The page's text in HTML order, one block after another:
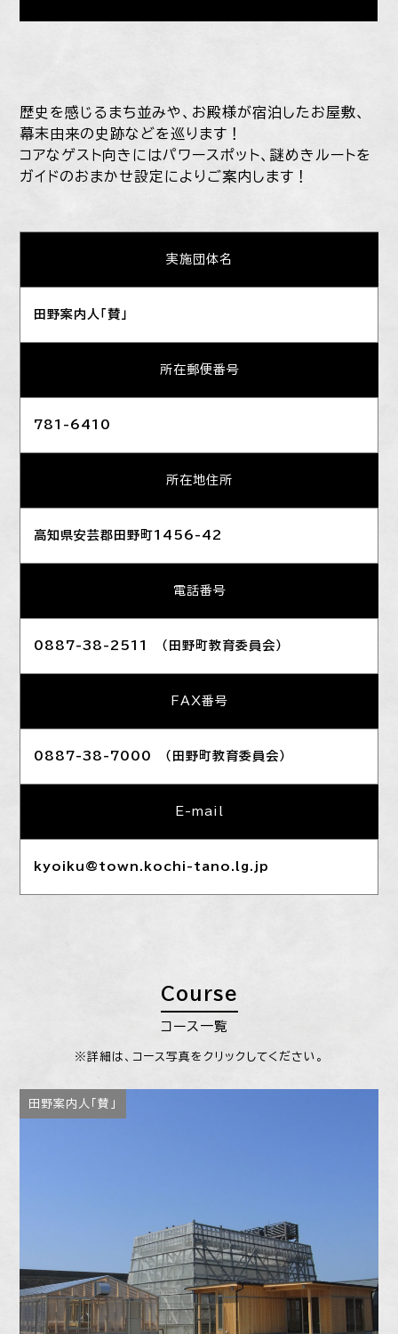
歴史を感じるまち並みや、お殿様が宿泊したお屋敷、
幕末由来の史跡などを巡ります！
コアなゲスト向きにはパワースポット、謎めきルートを
ガイドのおまかせ設定によりご案内します！
実施団体名
田野案内人「賛」
所在郵便番号
781-6410
所在地住所
高知県安芸郡田野町1456-42
電話番号
0887-38-2511 （田野町教育委員会）
FAX番号
0887-38-7000 （田野町教育委員会）
E-mail
kyoiku@town.kochi-tano.lg.jp
Course
コース一覧
※詳細は、コース写真をクリックしてください。
田野案内人「賛」